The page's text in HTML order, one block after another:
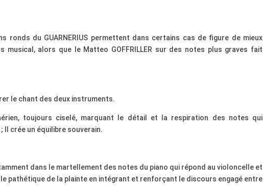
ronds du GUARNERIUS permettent dans certains cas de figure de mieux
musical, alors que le Matteo GOFFRILLER sur des notes plus graves fait
le chant des deux instruments.
toujours ciselé, marquant le détail et la respiration des notes qui
Il crée un équilibre souverain.
dans le martellement des notes du piano qui répond au violoncelle et
pathétique de la plainte en intégrant et renforçant le discours engagé entre